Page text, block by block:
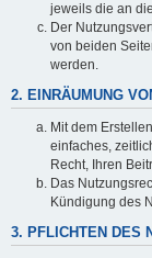
jeweils die an
Der
von beiden
werden.
2. EINRÄUMUNG
Mit dem
einfaches,
Recht, Ihren
Das
Kündigung des
3. PFLICHTEN DES